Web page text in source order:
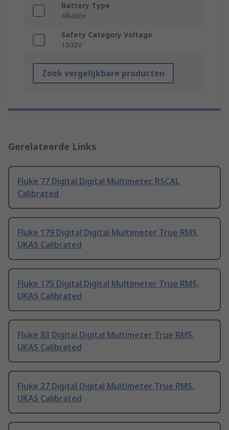
Battery Type
Alkaline
Safety Category Voltage
1000V
Zoek vergelijkbare producten
Gerelateerde Links
Fluke 77 Digital Digital Multimeter, RSCAL
Calibrated
Fluke 179 Digital Digital Multimeter True RMS,
UKAS Calibrated
Fluke 175 Digital Digital Multimeter True RMS,
UKAS Calibrated
Fluke 83 Digital Digital Multimeter True RMS,
UKAS Calibrated
Fluke 27 Digital Digital Multimeter True RMS,
UKAS Calibrated